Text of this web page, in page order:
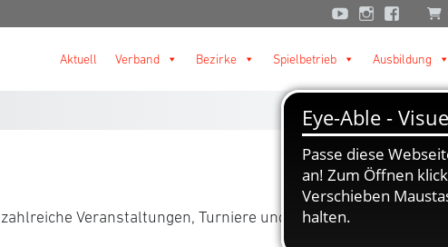
Aktuell Verband Bezirke Spielbetrieb Ausbildung
Veranstaltungen, Turniere und Aktionen im